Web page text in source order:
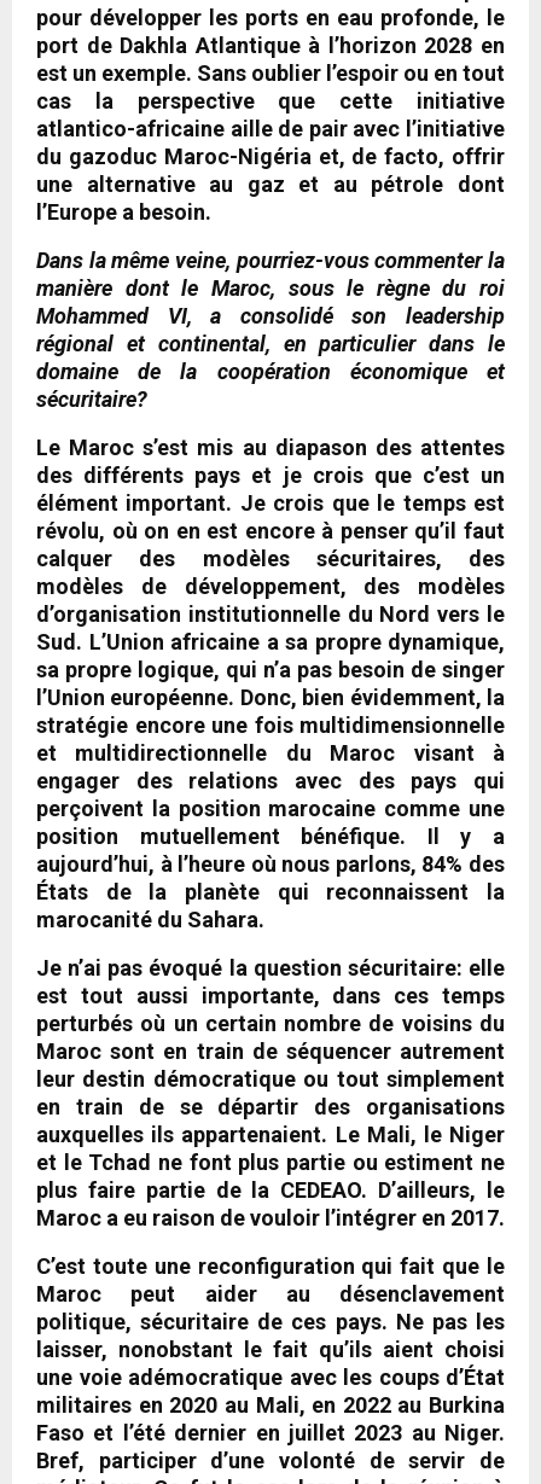
pour développer les ports en eau profonde, le
port de Dakhla Atlantique à l’horizon 2028 en
est un exemple. Sans oublier l’espoir ou en tout
cas la perspective que cette initiative
atlantico-africaine aille de pair avec l’initiative
du gazoduc Maroc-Nigéria et, de facto, offrir
une alternative au gaz et au pétrole dont
l’Europe a besoin.
Dans la même veine, pourriez-vous commenter la
manière dont le Maroc, sous le règne du roi
Mohammed VI, a consolidé son leadership
régional et continental, en particulier dans le
domaine de la coopération économique et
sécuritaire?
Le Maroc s’est mis au diapason des attentes
des différents pays et je crois que c’est un
élément important. Je crois que le temps est
révolu, où on en est encore à penser qu’il faut
calquer des modèles sécuritaires, des
modèles de développement, des modèles
d’organisation institutionnelle du Nord vers le
Sud. L’Union africaine a sa propre dynamique,
sa propre logique, qui n’a pas besoin de singer
l’Union européenne. Donc, bien évidemment, la
stratégie encore une fois multidimensionnelle
et multidirectionnelle du Maroc visant à
engager des relations avec des pays qui
perçoivent la position marocaine comme une
position mutuellement bénéfique. Il y a
aujourd’hui, à l’heure où nous parlons, 84% des
États de la planète qui reconnaissent la
marocanité du Sahara.
Je n’ai pas évoqué la question sécuritaire: elle
est tout aussi importante, dans ces temps
perturbés où un certain nombre de voisins du
Maroc sont en train de séquencer autrement
leur destin démocratique ou tout simplement
en train de se départir des organisations
auxquelles ils appartenaient. Le Mali, le Niger
et le Tchad ne font plus partie ou estiment ne
plus faire partie de la CEDEAO. D’ailleurs, le
Maroc a eu raison de vouloir l’intégrer en 2017.
C’est toute une reconfiguration qui fait que le
Maroc peut aider au désenclavement
politique, sécuritaire de ces pays. Ne pas les
laisser, nonobstant le fait qu’ils aient choisi
une voie adémocratique avec les coups d’État
militaires en 2020 au Mali, en 2022 au Burkina
Faso et l’été dernier en juillet 2023 au Niger.
Bref, participer d’une volonté de servir de